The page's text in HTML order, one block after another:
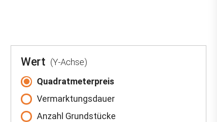
Wert (Y-Achse)
Quadratmeterpreis
Vermarktungsdauer
Anzahl Grundstücke